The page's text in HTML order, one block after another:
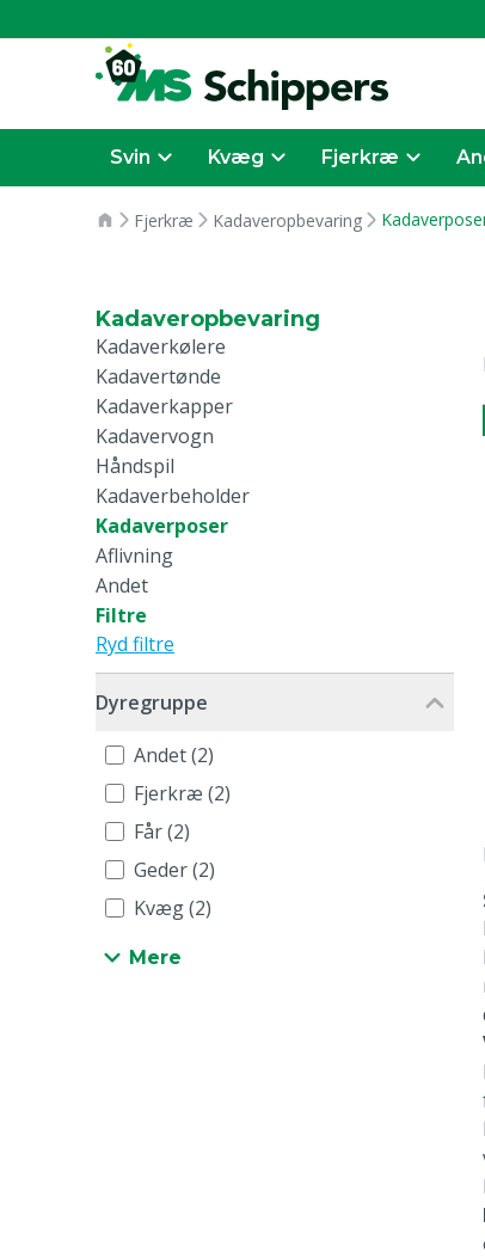
Svin Kvæg Fjerkræ
Fjerkræ Kadaveropbevaring
Kadaveropbevaring
Kadaverkølere
Kadavertønde
Kadaverkapper
Kadavervogn
Håndspil
Kadaverbeholder
Kadaverposer
Aflivning
Andet
Filtre
Ryd filtre
Dyregruppe
Andet (2)
Fjerkræ (2)
Får (2)
Geder (2)
Kvæg (2)
Mere